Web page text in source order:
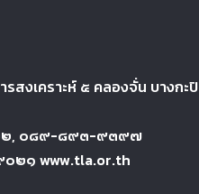
สงเคราะห์ ๕ คลองจั่น บางกะปิ
, ๐๘๙-๘๙๓-๙๓๙๗
๒๑ www.tla.or.th